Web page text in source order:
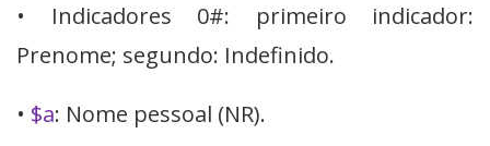
• Indicadores 0#: primeiro indicador:
Prenome; segundo: Indefinido.
• $a: Nome pessoal (NR).